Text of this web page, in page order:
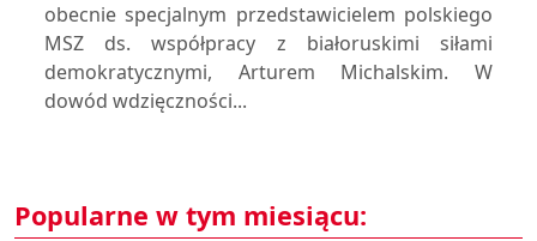
obecnie specjalnym przedstawicielem polskiego
MSZ ds. współpracy z białoruskimi siłami
demokratycznymi, Arturem Michalskim. W
dowód wdzięczności...
Popularne w tym miesiącu: